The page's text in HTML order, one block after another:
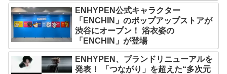
ENHYPEN公式キャラクター
「ENCHIN」のポップアップストアが
渋谷にオープン！ 浴衣姿の
「ENCHIN」が登場
ENHYPEN、ブランドリニューアルを
発表！ 「つながり」を超えた“多次元